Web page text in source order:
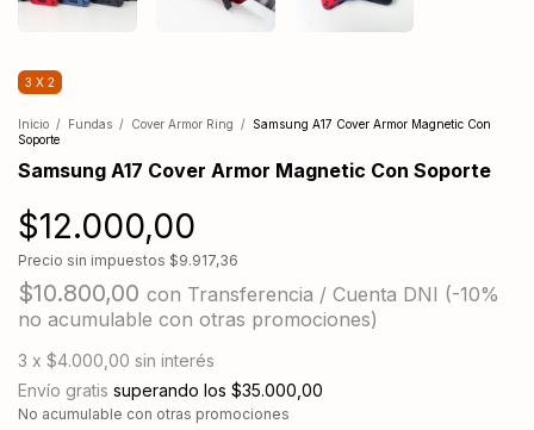
3 X 2
Inicio / Fundas / Cover Armor Ring / Samsung A17 Cover Armor Magnetic Con
Soporte
Samsung A17 Cover Armor Magnetic Con Soporte
$12.000,00
Precio sin impuestos $9.917,36
$10.800,00 con Transferencia / Cuenta DNI (-10%
no acumulable con otras promociones)
3 x $4.000,00 sin interés
Envío gratis superando los $35.000,00
No acumulable con otras promociones